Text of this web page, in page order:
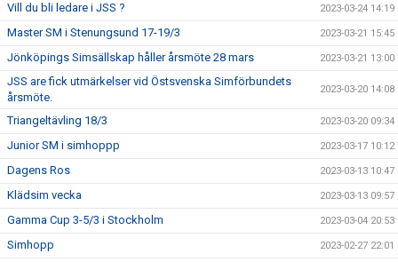
Vill du bli ledare i JSS ? 2023-03-24 14:19
Master SM i Stenungsund 17-19/3 2023-03-21 15:45
Jönköpings Simsällskap håller årsmöte 28 mars 2023-03-21 13:00
JSS are fick utmärkelser vid Östsvenska Simförbundets
årsmöte.
2023-03-20 14:08
Triangeltävling 18/3 2023-03-20 09:34
Junior SM i simhoppp 2023-03-17 10:12
Dagens Ros 2023-03-13 10:47
Klädsim vecka 2023-03-13 09:57
Gamma Cup 3-5/3 i Stockholm 2023-03-04 20:53
Simhopp 2023-02-27 22:01